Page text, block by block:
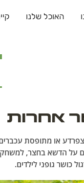
האוכל שלנו
אחרות
או מתופסת
על הדשא בחצר,
כושר גופני לילדים.